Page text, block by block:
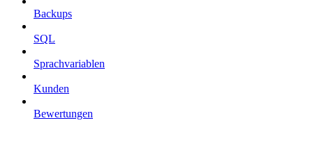
Backups
SQL
Sprachvariablen
Kunden
Bewertungen